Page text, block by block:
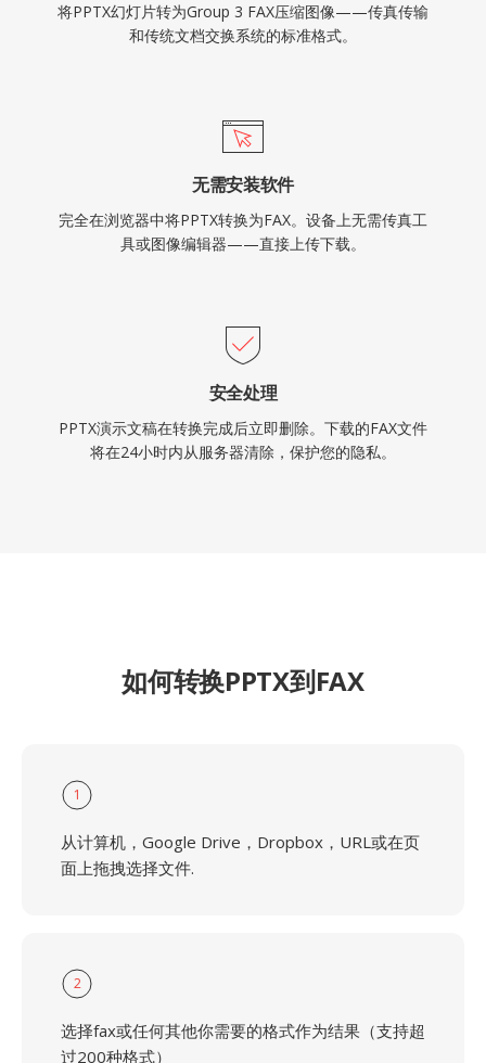
将PPTX幻灯片转为Group 3 FAX压缩图像——传真传输
和传统文档交换系统的标准格式。
无需安装软件
完全在浏览器中将PPTX转换为FAX。设备上无需传真工
具或图像编辑器——直接上传下载。
安全处理
PPTX演示文稿在转换完成后立即删除。下载的FAX文件
将在24小时内从服务器清除，保护您的隐私。
如何转换PPTX到FAX
1
从计算机，Google Drive，Dropbox，URL或在页
面上拖拽选择文件.
2
选择fax或任何其他你需要的格式作为结果（支持超
过200种格式）